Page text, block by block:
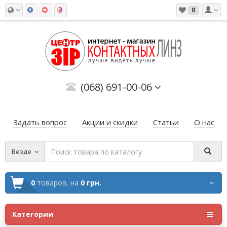
0
(068) 691-00-06
Задать вопрос Акции и скидки Статьи О нас
Везде
0 товаров, на 0 грн.
Категории